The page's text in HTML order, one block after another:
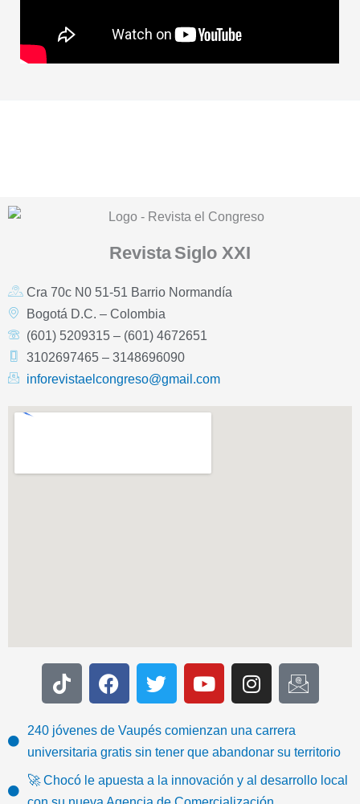
Revista Siglo XXI
Cra 70c N0 51-51 Barrio Normandía
Bogotá D.C. – Colombia
(601) 5209315 – (601) 4672651
3102697465 – 3148696090
inforevistaelcongreso@gmail.com
T
i
t
o
k
F
a
e
b
o
o
T
w
t
t
e
Y
o
t
u
b
I
n
t
a
g
I
c
-
e
240 jóvenes de Vaupés comienzan una carrera
universitaria gratis sin tener que abandonar su territorio
🚀 Chocó le apuesta a la innovación y al desarrollo local